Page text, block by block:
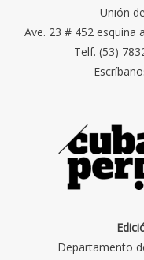
Unión
Ave. 23 # 452 esquina
Telf. (53)
Departamento